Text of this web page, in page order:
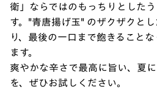
衛」ならではのもっちりとした
す。"青唐揚げ玉" のザクザクと
り、最後の一口まで飽きること
ます。
爽やかな辛さで最高に旨い、夏
を、ぜひお試しください。